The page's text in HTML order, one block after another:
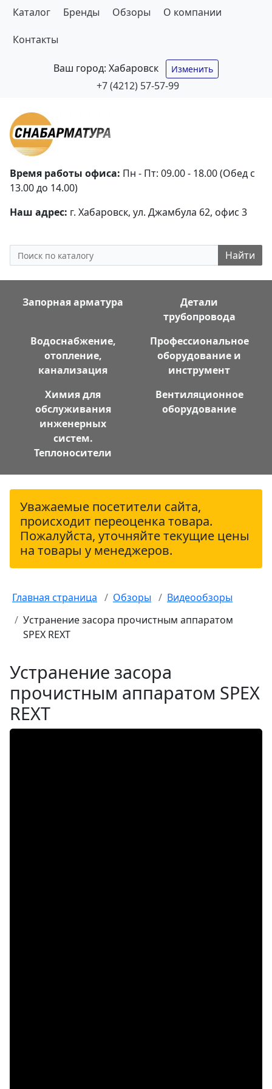
Каталог Бренды Обзоры О компании
Контакты
Ваш город: Хабаровск Изменить
+7 (4212) 57-57-99
Время работы офиса: Пн - Пт: 09.00 - 18.00 (Обед с
13.00 до 14.00)
Наш адрес: г. Хабаровск, ул. Джамбула 62, офис 3
Найти
Запорная арматура
Детали
трубопровода
Водоснабжение,
отопление,
канализация
Профессиональное
оборудование и
инструмент
Химия для
обслуживания
инженерных
систем.
Теплоносители
Вентиляционное
оборудование
Уважаемые посетители сайта,
происходит переоценка товара.
Пожалуйста, уточняйте текущие цены
на товары у менеджеров.
Главная страница Обзоры
Видеообзоры
Устранение засора прочистным аппаратом
SPEX REXT
Устранение засора
прочистным аппаратом SPEX
REXT